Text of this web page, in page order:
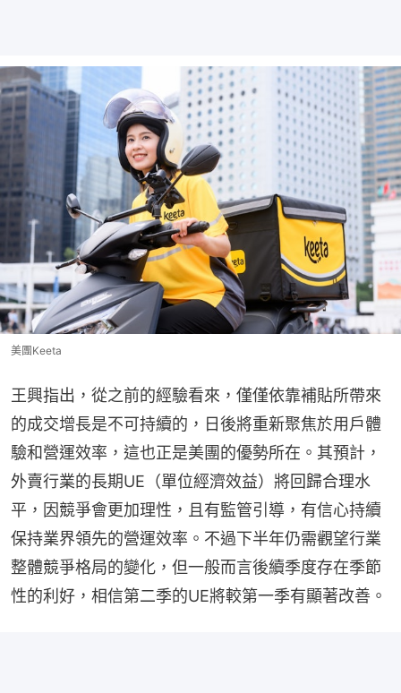
美團Keeta
王興指出，從之前的經驗看來，僅僅依靠補貼所帶來
的成交增長是不可持續的，日後將重新聚焦於用戶體
驗和營運效率，這也正是美團的優勢所在。其預計，
外賣行業的長期UE（單位經濟效益）將回歸合理水
平，因競爭會更加理性，且有監管引導，有信心持續
保持業界領先的營運效率。不過下半年仍需觀望行業
整體競爭格局的變化，但一般而言後續季度存在季節
性的利好，相信第二季的UE將較第一季有顯著改善。